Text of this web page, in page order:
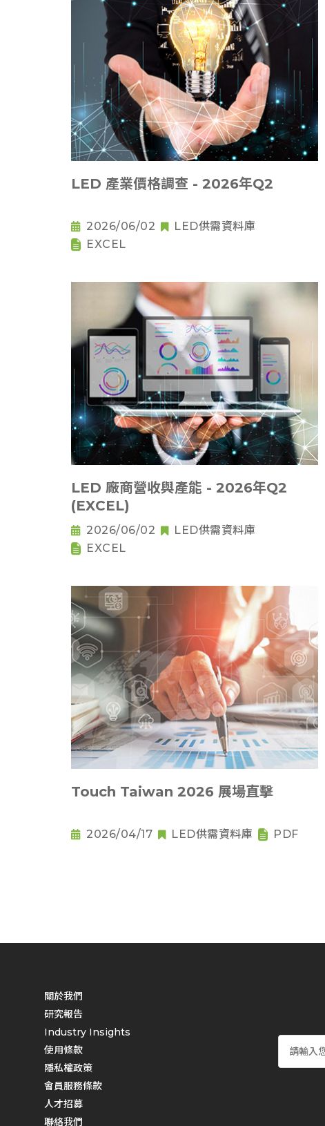
LED 產業價格調查 - 2026年Q2
2026/06/02
LED供需資料庫
EXCEL
LED 廠商營收與產能 - 2026年Q2
(EXCEL)
2026/06/02
LED供需資料庫
EXCEL
Touch Taiwan 2026 展場直擊
2026/04/17 LED供需資料庫 PDF
關於我們
研究報告
Industry Insights
使用條款
隱私權政策
會員服務條款
人才招募
聯絡我們